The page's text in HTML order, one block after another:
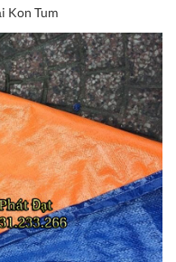
Kon Tum